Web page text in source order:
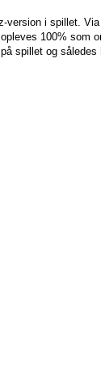
version i spillet.
100% som
spillet og